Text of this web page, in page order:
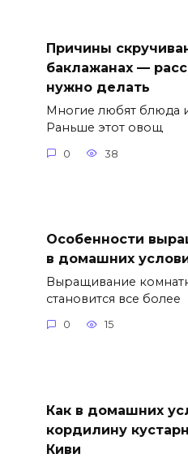
Причины
баклажанах —
нужно делать
Многие любят блюда
Раньше этот овощ
0 38
Особенности
в домашних
Выращивание
становится все более
0 15
Как в домашних
кордилину
Киви